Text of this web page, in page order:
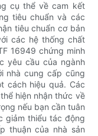
cụ thể về cam kết
tiêu chuẩn và các
tiêu chuẩn cơ bản
các hệ thống chất
16949 chứng minh
yêu cầu của ngành
nhà cung cấp cũng
cách hiệu quả. Các
hiện nhận thức về
nếu bạn cần tuân
giảm thiểu tác động
thuận của nhà sản